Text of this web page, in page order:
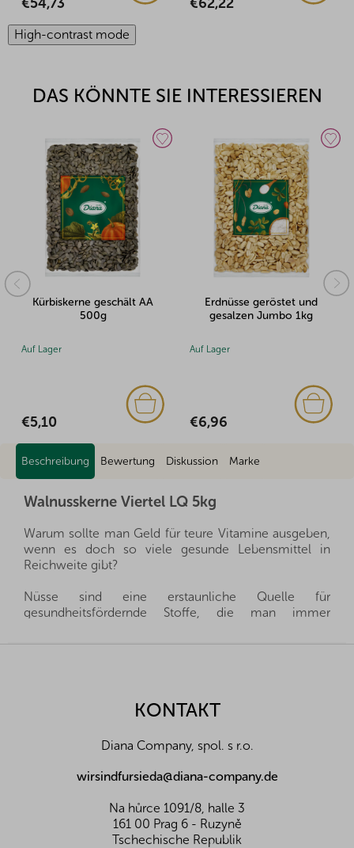
High-contrast mode
DAS KÖNNTE SIE INTERESSIEREN
geschält AA
Erdnüsse geröstet und
gesalzen Jumbo 1kg
€6,96 €11,58
Beschreibung Bewertung Diskussion Marke
Walnusskerne Viertel LQ 5kg
Warum sollte man Geld für teure Vitamine ausgeben,
wenn es doch so viele gesunde Lebensmittel in
Reichweite gibt?
Nüsse sind eine erstaunliche Quelle für
gesundheitsfördernde Stoffe, die man immer
hervorragend. Sie sind ein gesunder und schneller
Wir importieren alle unsere Nüsse direkt aus den
und des fairen Umgangs mit unseren Lieferanten sind
wir oft in der Lage, exklusive Vertretungen direkt von
Landwirten und Anbauern der besten Nüsse und
Früchte aus der ganzen Welt zu erhalten. Aus diesem
Grund liefern wir die besten Waren für Sie und Ihre
KONTAKT
Diana Company, spol. s r.o.
wirsindfursieda@diana-company.de
Na hůrce 1091/8, halle 3
161 00 Prag 6 - Ruzyně
Tschechische Republik